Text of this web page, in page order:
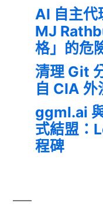
AI 自主代
MJ
格」的危
清理 Git
自 CIA
ggml.ai
式結盟：
程碑